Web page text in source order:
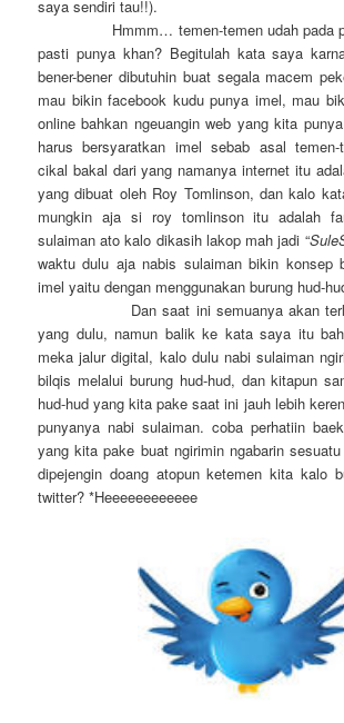
saya sendiri tau!!).
Hmmm… temen-temen udah pada
pasti punya khan? Begitulah kata saya
bener-bener dibutuhin buat segala macem
mau bikin facebook kudu punya imel, mau
online bahkan ngeuangin web yang kita
harus bersyaratkan imel sebab asal
cikal bakal dari yang namanya internet itu
yang dibuat oleh Roy Tomlinson, dan kalo
mungkin aja si roy tomlinson itu adalah
sulaiman ato kalo dikasih lakop mah jadi “
waktu dulu aja nabis sulaiman bikin konsep
imel yaitu dengan menggunakan burung hud-
Dan saat ini semuanya akan
yang dulu, namun balik ke kata saya itu
meka jalur digital, kalo dulu nabi sulaiman
bilqis melalui burung hud-hud, dan kitapun
hud-hud yang kita pake saat ini jauh lebih
punyanya nabi sulaiman. coba perhatiin
yang kita pake buat ngirimin ngabarin
dipejengin doang atopun ketemen kita kalo
twitter? *Heeeeeeeeeeee